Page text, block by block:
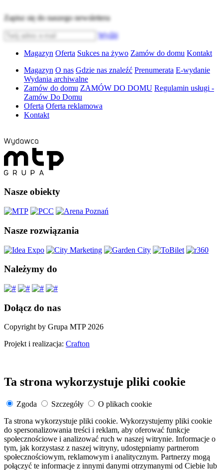
Zapisz się do naszego newslettera
Wyślij
Magazyn Oferta Sukces na żywo Zamów do domu Kontakt
Magazyn O nas Gdzie nas znaleźć Prenumerata E-wydanie
Wydania archiwalne
Zamów do domu ZAMÓW DO DOMU Regulamin usługi -
Zamów Do Domu
Oferta Oferta reklamowa
Kontakt
Nasze obiekty
Nasze rozwiązania
Należymy do
Dołącz do nas
Copyright by Grupa MTP 2026
Projekt i realizacja: Crafton
Ta strona wykorzystuje pliki cookie
Zgoda Szczegóły
O plikach cookie
Ta strona wykorzystuje pliki cookie. Wykorzystujemy pliki cookie
do spersonalizowania treści i reklam, aby oferować funkcje
społecznościowe i analizować ruch w naszej witrynie. Informacje o
tym, jak korzystasz z naszej witryny, udostępniamy partnerom
społecznościowym, reklamowym i analitycznym. Partnerzy mogą
połączyć te informacje z innymi danymi otrzymanymi od Ciebie lub